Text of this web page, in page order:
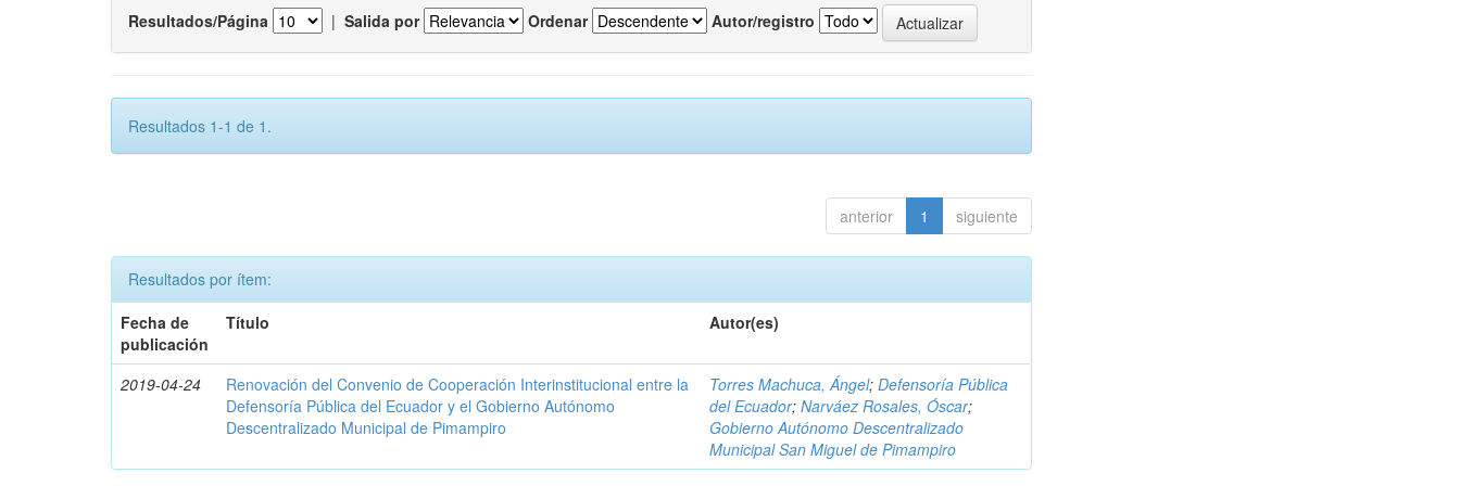
Resultados/Página | Salida por Ordenar Autor/registro
Resultados 1-1 de 1.
anterior 1 siguiente
Resultados por ítem:
Fecha de
publicación
Título Autor(es)
2019-04-24
Renovación del Convenio de Cooperación Interinstitucional entre la
Defensoría Pública del Ecuador y el Gobierno Autónomo
Descentralizado Municipal de Pimampiro
Torres Machuca, Ángel;Defensoría Pública
del Ecuador;Narváez Rosales, Óscar;
Gobierno Autónomo Descentralizado
Municipal San Miguel de Pimampiro